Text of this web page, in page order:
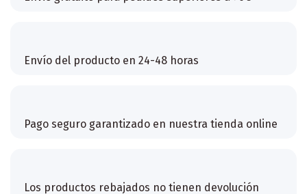
Envío del producto en 24-48 horas
Pago seguro garantizado en nuestra tienda online
Los productos rebajados no tienen devolución